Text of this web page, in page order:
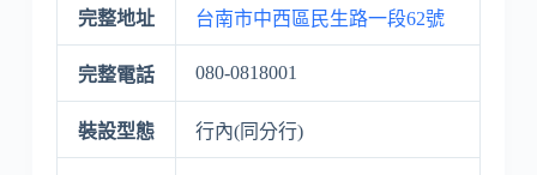
完整地址 台南市中西區民生路一段62號
完整電話 080-0818001
裝設型態 行內(同分行)